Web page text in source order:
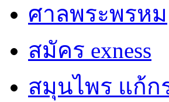
ศาลพระพรหม
สมัคร exness
สมุนไพร แก้ก